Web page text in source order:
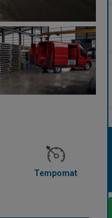
Tempomat